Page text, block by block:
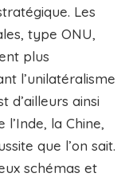
Les
type ONU,
plus
l’unilatéralisme
d’ailleurs ainsi
la Chine,
que l’on sait.
schémas et